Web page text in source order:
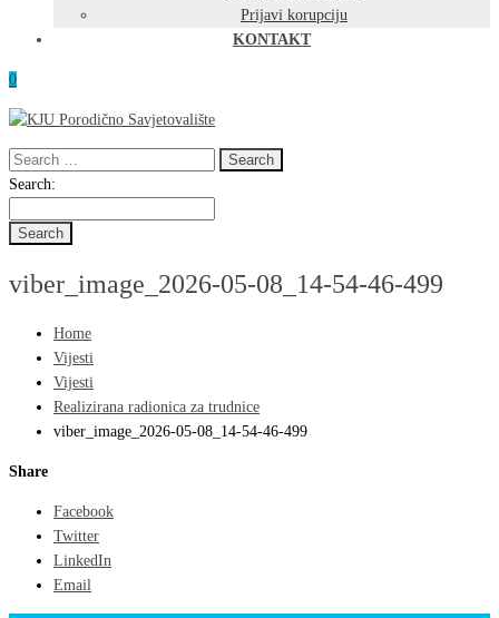
Prijavi korupciju
KONTAKT
0
Search
for:
Search
Search:
viber_image_2026-05-08_14-54-46-499
Home
Vijesti
Vijesti
Realizirana radionica za trudnice
viber_image_2026-05-08_14-54-46-499
Share
Facebook
Twitter
LinkedIn
Email